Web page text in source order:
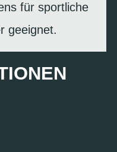
für sportliche
geeignet.